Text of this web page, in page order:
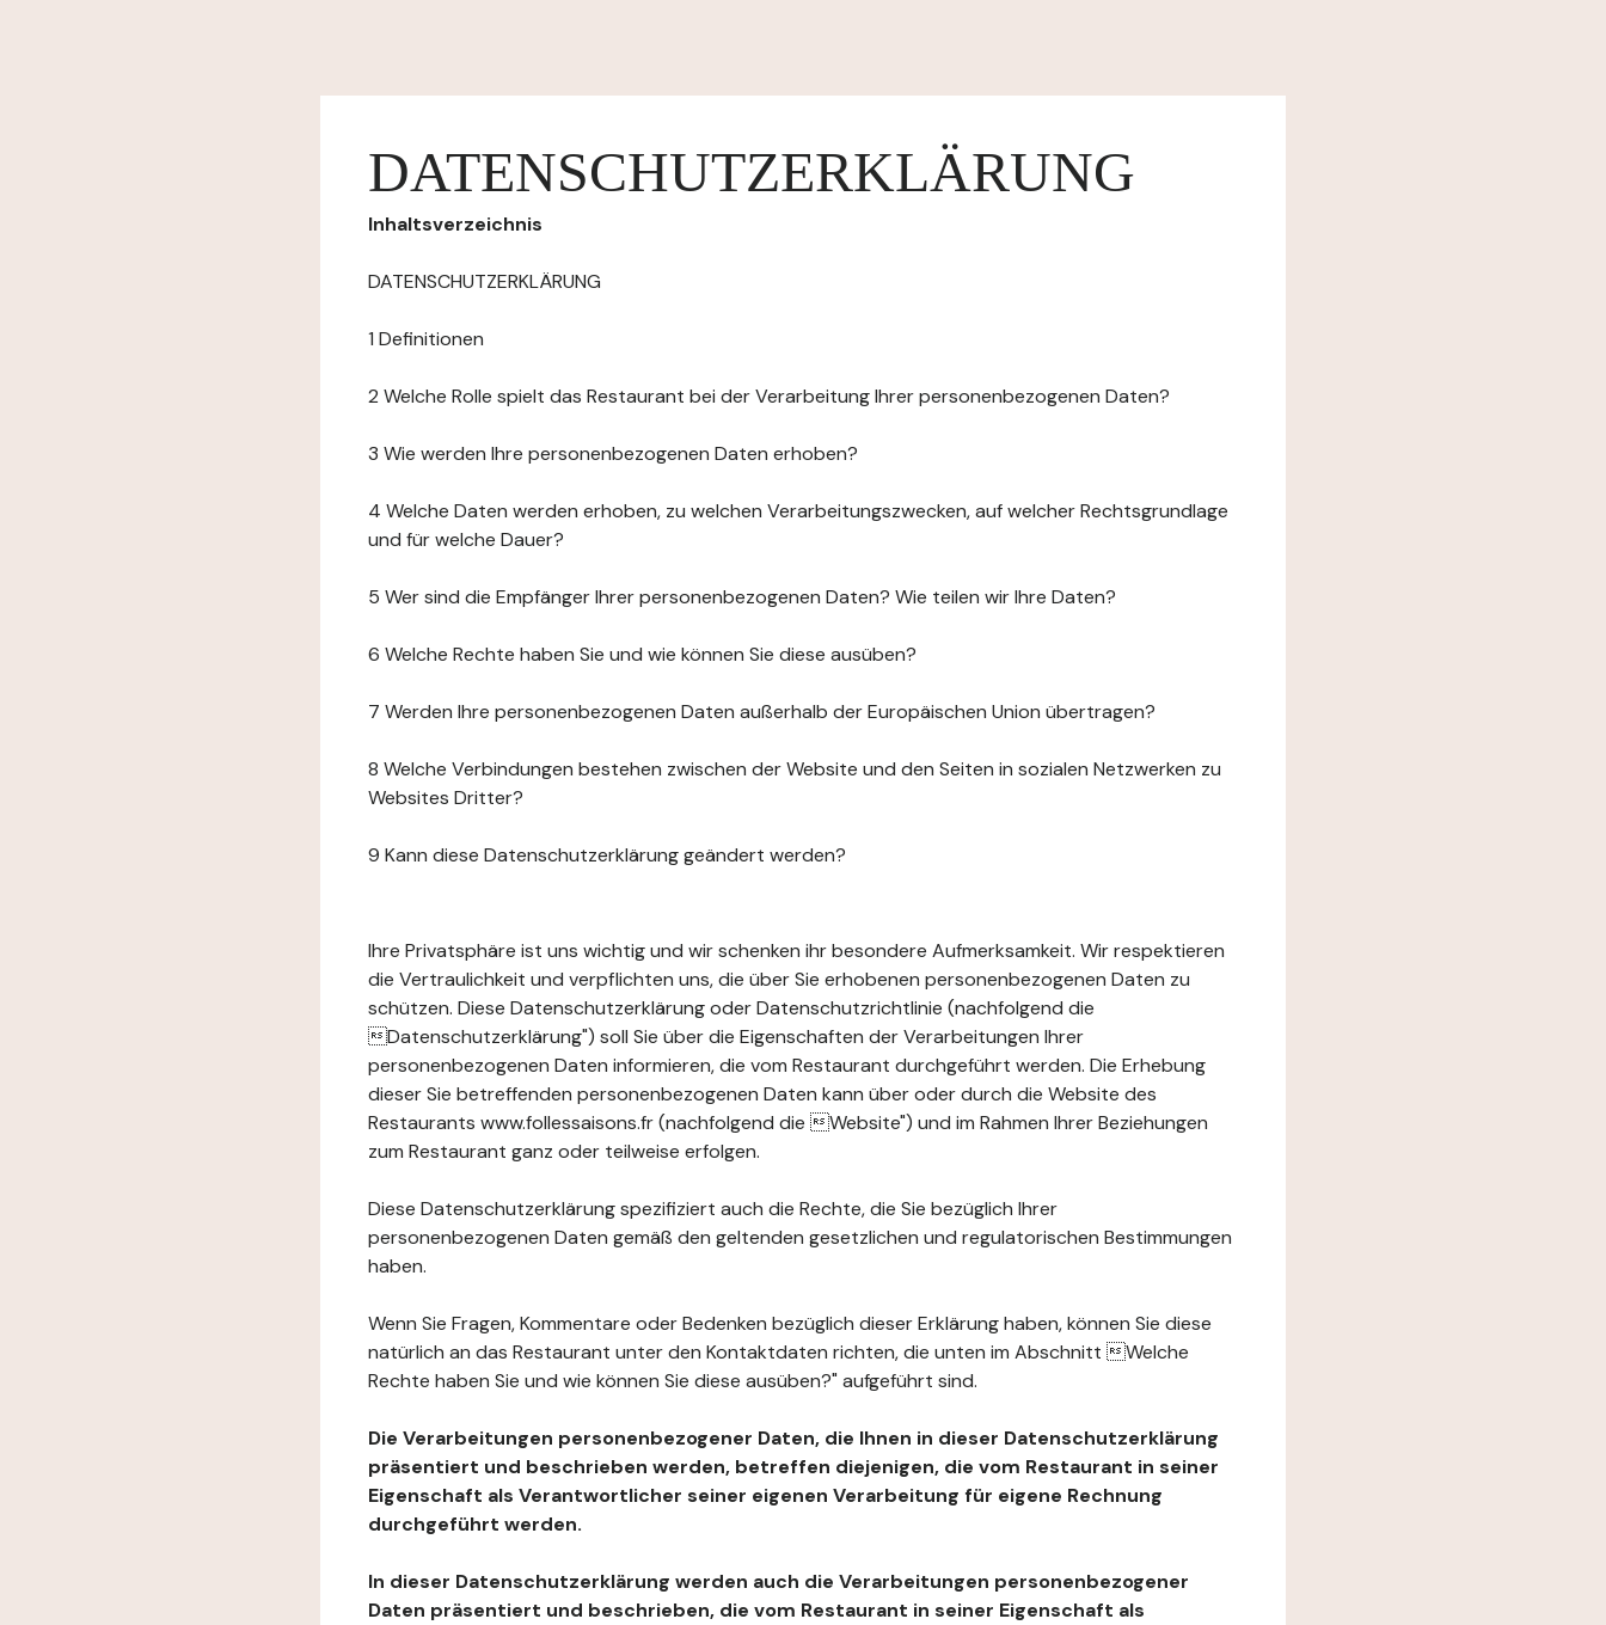
DATENSCHUTZERKLÄRUNG
Inhaltsverzeichnis
DATENSCHUTZERKLÄRUNG
1 Definitionen
2 Welche Rolle spielt das Restaurant bei der Verarbeitung Ihrer personenbezogenen Daten?
3 Wie werden Ihre personenbezogenen Daten erhoben?
4 Welche Daten werden erhoben, zu welchen Verarbeitungszwecken, auf welcher Rechtsgrundlage
und für welche Dauer?
5 Wer sind die Empfänger Ihrer personenbezogenen Daten? Wie teilen wir Ihre Daten?
6 Welche Rechte haben Sie und wie können Sie diese ausüben?
7 Werden Ihre personenbezogenen Daten außerhalb der Europäischen Union übertragen?
8 Welche Verbindungen bestehen zwischen der Website und den Seiten in sozialen Netzwerken zu
Websites Dritter?
9 Kann diese Datenschutzerklärung geändert werden?
Ihre Privatsphäre ist uns wichtig und wir schenken ihr besondere Aufmerksamkeit. Wir respektieren
die Vertraulichkeit und verpflichten uns, die über Sie erhobenen personenbezogenen Daten zu
schützen. Diese Datenschutzerklärung oder Datenschutzrichtlinie (nachfolgend die
Datenschutzerklärung") soll Sie über die Eigenschaften der Verarbeitungen Ihrer
personenbezogenen Daten informieren, die vom Restaurant durchgeführt werden. Die Erhebung
dieser Sie betreffenden personenbezogenen Daten kann über oder durch die Website des
Restaurants www.follessaisons.fr (nachfolgend die Website") und im Rahmen Ihrer Beziehungen
zum Restaurant ganz oder teilweise erfolgen.
Diese Datenschutzerklärung spezifiziert auch die Rechte, die Sie bezüglich Ihrer
personenbezogenen Daten gemäß den geltenden gesetzlichen und regulatorischen Bestimmungen
haben.
Wenn Sie Fragen, Kommentare oder Bedenken bezüglich dieser Erklärung haben, können Sie diese
natürlich an das Restaurant unter den Kontaktdaten richten, die unten im Abschnitt Welche
Rechte haben Sie und wie können Sie diese ausüben?" aufgeführt sind.
Die Verarbeitungen personenbezogener Daten, die Ihnen in dieser Datenschutzerklärung
präsentiert und beschrieben werden, betreffen diejenigen, die vom Restaurant in seiner
Eigenschaft als Verantwortlicher seiner eigenen Verarbeitung für eigene Rechnung
durchgeführt werden.
In dieser Datenschutzerklärung werden auch die Verarbeitungen personenbezogener
Daten präsentiert und beschrieben, die vom Restaurant in seiner Eigenschaft als